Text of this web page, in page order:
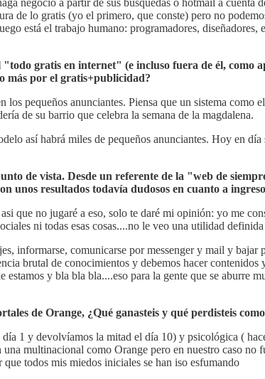
de lo gratis (yo el primero, que conste) pero no
está el trabajo humano: programadores,
gratis en internet" (e incluso fuera de él,
más por el gratis+publicidad?
pequeños anunciantes. Piensa que un sistema
de su barrio que celebra la semana de la magdalena.
así habrá miles de pequeños anunciantes. Hoy en
de vista. Desde un referente de la "web de
unos resultados todavía dudosos en cuanto a
que no jugaré a eso, solo te daré mi opinión: yo me
ni todas esas cosas....no le veo una utilidad
informarse, comunicarse por messenger y mail y
brutal de conocimientos y debemos hacer
y bla bla bla....eso para la gente que se aburre
de Orange, ¿Qué ganasteis y qué perdisteis
1 y devolvíamos la mitad el día 10) y psicológica (
multinacional como Orange pero en nuestro caso no
todos mis miedos iniciales se han iso esfumando